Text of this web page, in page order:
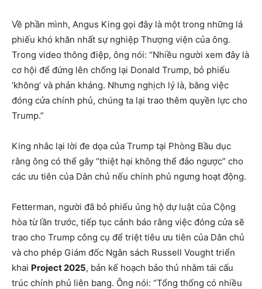
Về phần mình, Angus King gọi đây là một trong những lá
phiếu khó khăn nhất sự nghiệp Thượng viện của ông.
Trong video thông điệp, ông nói: “Nhiều người xem đây là
cơ hội để đứng lên chống lại Donald Trump, bỏ phiếu
‘không’ và phản kháng. Nhưng nghịch lý là, bằng việc
đóng cửa chính phủ, chúng ta lại trao thêm quyền lực cho
Trump.”
King nhắc lại lời đe dọa của Trump tại Phòng Bầu dục
rằng ông có thể gây “thiệt hại không thể đảo ngược” cho
các ưu tiên của Dân chủ nếu chính phủ ngưng hoạt động.
Fetterman, người đã bỏ phiếu ủng hộ dự luật của Cộng
hòa từ lần trước, tiếp tục cảnh báo rằng việc đóng cửa sẽ
trao cho Trump công cụ để triệt tiêu ưu tiên của Dân chủ
và cho phép Giám đốc Ngân sách Russell Vought triển
khai Project 2025, bản kế hoạch bảo thủ nhằm tái cấu
trúc chính phủ liên bang. Ông nói: “Tổng thống có nhiều